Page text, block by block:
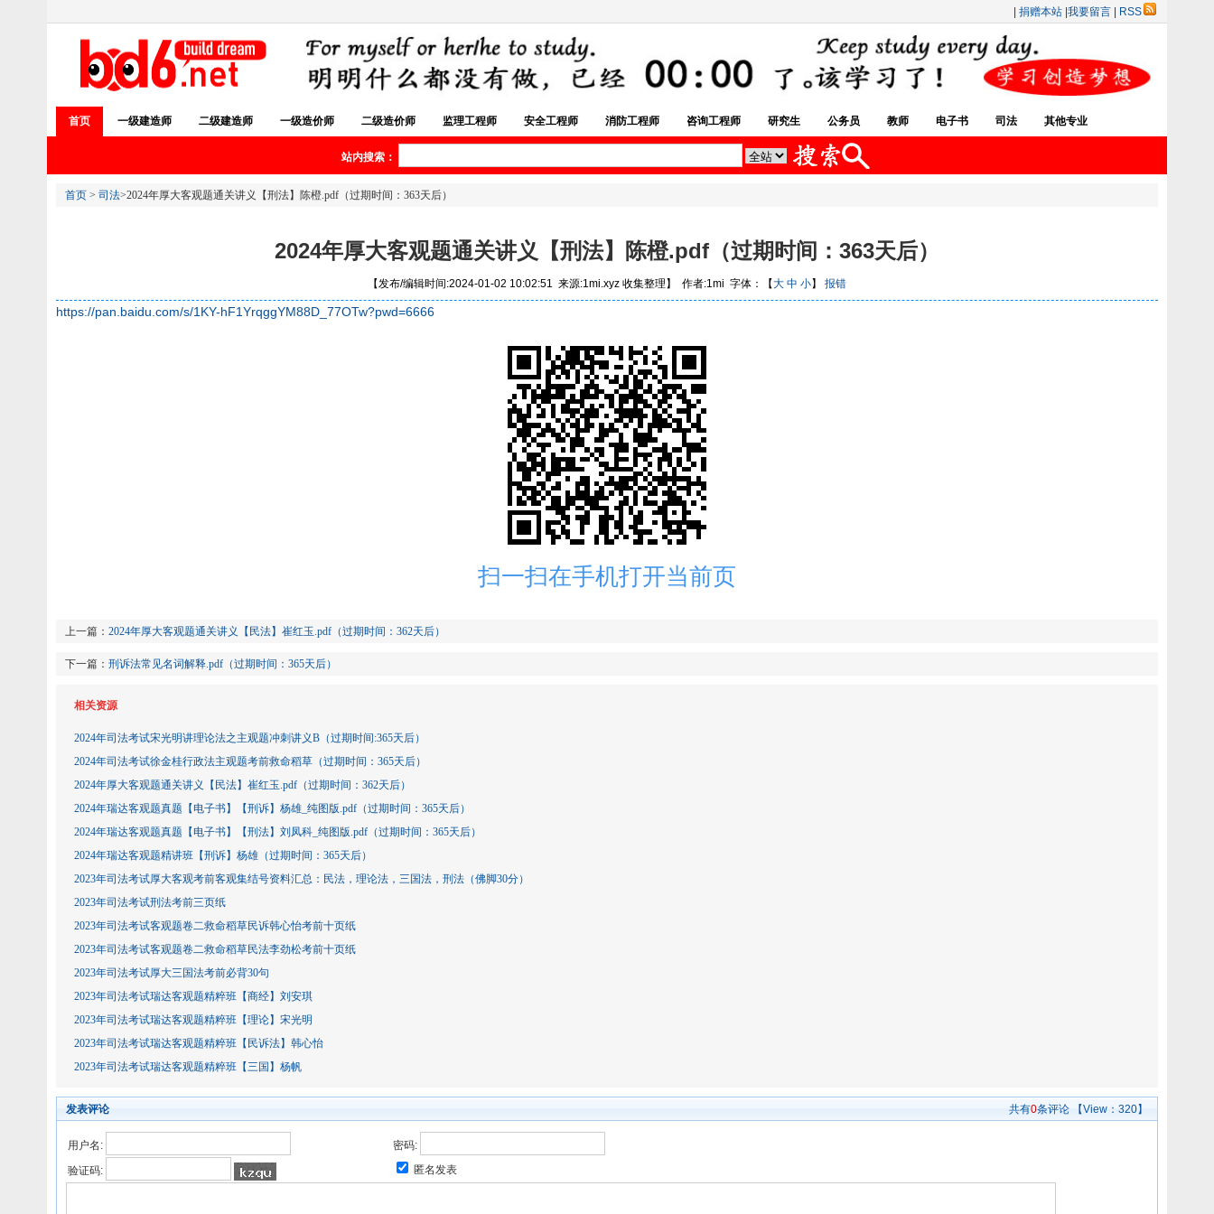
捐赠本站 我要留言 RSS
首页 一级建造师 二级建造师 一级造价师 二级造价师 监理工程师 安全工程师 消防工程师 咨询工程师 研究生 公务员 教师 电子书 司法 其他专业
站内搜索：
首页 > 司法>2024年厚大客观题通关讲义【刑法】陈橙.pdf（过期时间：363天后）
2024年厚大客观题通关讲义【刑法】陈橙.pdf（过期时间：363天后）
【发布/编辑时间:2024-01-02 10:02:51 来源:1mi.xyz 收集整理】 作者:1mi 字体：【大 中 小】 报错
https://pan.baidu.com/s/1KY-hF1YrqggYM88D_77OTw?pwd=6666
扫一扫在手机打开当前页
上一篇： 2024年厚大客观题通关讲义【民法】崔红玉.pdf（过期时间：362天后）
下一篇： 刑诉法常见名词解释.pdf（过期时间：365天后）
相关资源
2024年司法考试宋光明讲理论法之主观题冲刺讲义B（过期时间:365天后）
2024年司法考试徐金桂行政法主观‮考题‬前救命稻草（过期时间：365天后）
2024年厚大客观题通关讲义【民法】崔红玉.pdf（过期时间：362天后）
2024年瑞达客观题真题【电子书】【刑诉】杨雄_纯图版.pdf（过期时间：365天后）
2024年瑞达客观题真题【电子书】【刑法】刘凤科_纯图版.pdf（过期时间：365天后）
2024年瑞达客观题精讲班【刑诉】杨雄（过期时间：365天后）
2023年司法考试厚‮客大‬观考前客‮集观‬结号‮料资‬汇总：民法，理论法，三国法，刑法（佛脚30分）
2023年司法考试刑法考前三页纸
2023年司法考试客观题卷二救命稻草民诉韩心怡考前十页纸
2023年司法考试客观题卷二救命稻草民法李劲松考前十页纸
2023年司法考试厚大三‮法国‬考前必背30句
2023年司法考试瑞达客观题精粹班【商经】刘安琪
2023年司法考试瑞达客观题精粹班【理论】宋光明
2023年司法考试瑞达客观题精粹班【民诉法】韩心怡
2023年司法考试瑞达客观题精粹班【三国】杨帆
发表评论 共有0条评论 【View： 320】
用户名:
密码:
验证码:
匿名发表